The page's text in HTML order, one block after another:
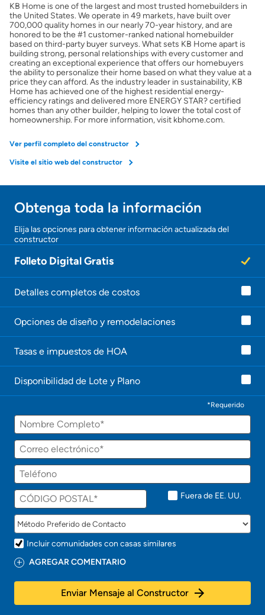
Obtener mi puntaje de crédito
Calcular mi hipoteca
Obtener Aprobación Previa
Preparar mi casa para la venta
Seguro de propietarios
KB Home is one of the largest and most trusted homebuilders in
the United States. We operate in 49 markets, have built over
700,000 quality homes in our nearly 70-year history, and are
honored to be the #1 customer-ranked national homebuilder
based on third-party buyer surveys. What sets KB Home apart is
building strong, personal relationships with every customer and
creating an exceptional experience that offers our homebuyers
the ability to personalize their home based on what they value at a
price they can afford. As the industry leader in sustainability, KB
Home has achieved one of the highest residential energy-
efficiency ratings and delivered more ENERGY STAR? certified
homes than any other builder, helping to lower the total cost of
homeownership. For more information, visit kbhome.com.
Ver perfil completo del constructor
Visite el sitio web del constructor
¡Gracias!
¡
n
e
e
c
t
r
á
r
n
t
!
Obtenga toda la información
Elija las opciones para obtener información actualizada del
constructor
Folleto Digital Gratis
Detalles completos de costos
Opciones de diseño y remodelaciones
Tasas e impuestos de HOA
Disponibilidad de Lote y Plano
*Requerido
Nombre
Correo
electrónico
Teléfono
Fuera de EE. UU.
Incluir comunidades con casas similares
AGREGAR COMENTARIO
Enviar Mensaje al Constructor